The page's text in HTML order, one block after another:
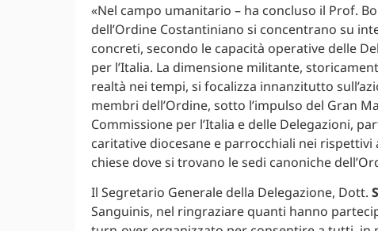
«Nel campo umanitario – ha concluso il Prof.
dell’Ordine Costantiniano si concentrano su
concreti, secondo le capacità operative delle
per l’Italia. La dimensione militante,
realtà nei tempi, si focalizza innanzitutto
membri dell’Ordine, sotto l’impulso del Gran
Commissione per l’Italia e delle Delegazioni,
caritative diocesane e parrocchiali nei
chiese dove si trovano le sedi canoniche
Il Segretario Generale della Delegazione, Dott.
Sanguinis, nel ringraziare quanti hanno